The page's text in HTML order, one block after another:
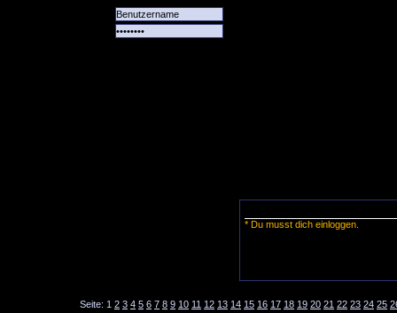
* Du musst dich einloggen.
Seite: 1 2 3 4 5 6 7 8 9 10 11 12 13 14 15 16 17 18 19 20 21 22 23 24 25